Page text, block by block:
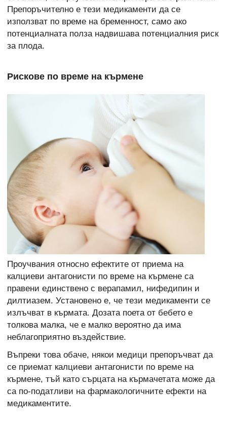
Препоръчително е тези медикаменти да се
използват по време на бременност, само ако
потенциалната полза надвишава потенциалния риск
за плода.
Рискове по време на кърмене
Проучвания относно ефектите от приема на
калциеви антагонисти по време на кърмене са
правени единствено с верапамил, нифедипин и
дилтиазем. Установено е, че тези медикаменти се
излъчват в кърмата. Дозата поета от бебето е
толкова малка, че е малко вероятно да има
неблагоприятно въздействие.
Въпреки това обаче, някои медици препоръчват да
се приемат калциеви антагонисти по време на
кърмене, тъй като сърцата на кърмачетата може да
са по-податливи на фармакологичните ефекти на
медикаментите.